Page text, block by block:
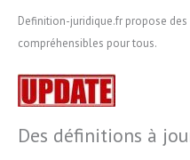
Definition-juridique.fr propose
compréhensibles pour tous.
Des définitions à